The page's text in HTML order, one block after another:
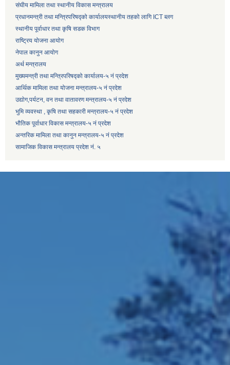
संघीय मामिला तथा स्थानीय विकास मन्त्रालय
प्रधानमन्त्री तथा मन्त्रिपरिषद्को कार्यालयस्थानीय तहको लागि ICT ब्लग
स्थानीय पूर्वाधार तथा कृषि सडक विभाग
राष्ट्रिय योजना आयोग
नेपाल कानुन आयोग
अर्थ मन्त्रालय
मुख्यमन्त्री तथा मन्त्रिपरिषद्को कार्यालय-५ नं प्रदेश
आर्थिक मामिला तथा योजना मन्त्रालय-५ नं प्रदेश
उद्याेग,पर्यटन, वन तथा वातावरण मन्त्रालय-५ नं प्रदेश
भुमि व्यवस्था , कृषि तथा सहकारी मन्त्रालय-५ नं प्रदेश
भौतिक पूर्वाधार विकास मन्त्रालय-५ नं प्रदेश
अन्तरिक मामिला तथा कानुन मन्त्रालय-५ नं प्रदेश
सामाजिक विकास मन्त्रालय प्रदेश नं. ५